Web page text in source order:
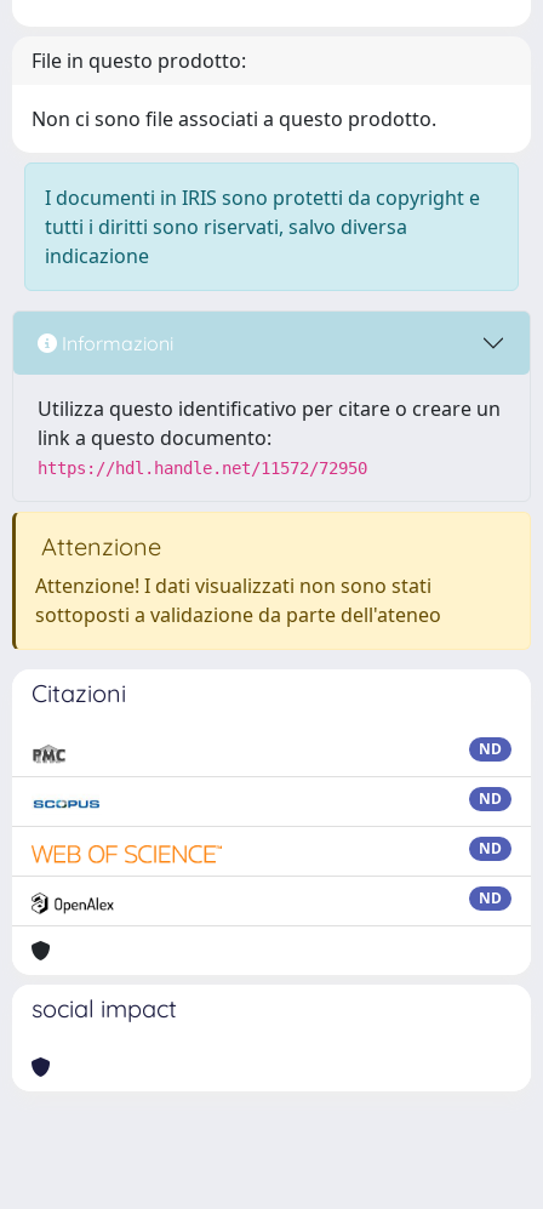
File in questo prodotto:
Non ci sono file associati a questo prodotto.
I documenti in IRIS sono protetti da copyright e
tutti i diritti sono riservati, salvo diversa
indicazione
Informazioni
Utilizza questo identificativo per citare o creare un
link a questo documento:
https://hdl.handle.net/11572/72950
Attenzione
Attenzione! I dati visualizzati non sono stati
sottoposti a validazione da parte dell'ateneo
Citazioni
ND
ND
ND
ND
social impact